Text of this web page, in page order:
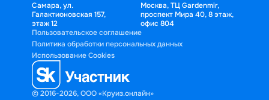
Самара, ул.
Галактионовская 157,
этаж 12
Москва, ТЦ Gardenmir,
проспект Мира 40, 8 этаж,
офис 804
© 2016-2026, ООО «Круиз.онлайн»
Пользовательское соглашение
Политика обработки персональных данных
Использование Cookies